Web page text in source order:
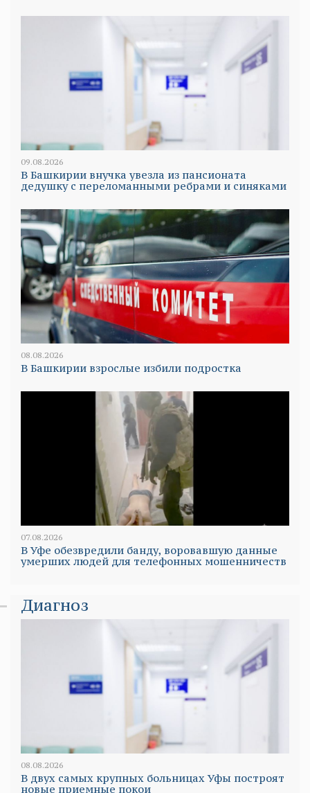
09.08.2026
В Башкирии внучка увезла из пансионата
дедушку с переломанными ребрами и синяками
08.08.2026
В Башкирии взрослые избили подростка
07.08.2026
В Уфе обезвредили банду, воровавшую данные
умерших людей для телефонных мошенничеств
Диагноз
08.08.2026
В двух самых крупных больницах Уфы построят
новые приемные покои